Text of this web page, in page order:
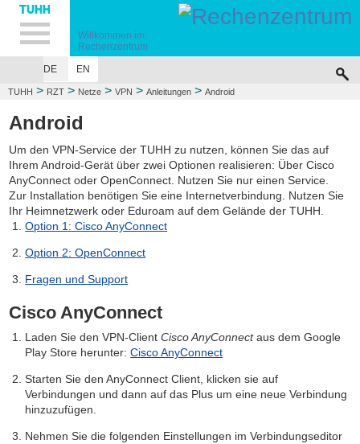
Hauptnavigation
Unternavigation
Inhalt
Suche
Willkommen im
Rechenzentrum
DE
EN
TUHH > RZT > Netze > VPN > Anleitungen > Android
Android
Um den VPN-Service der TUHH zu nutzen, können Sie das auf
Ihrem Android-Gerät über zwei Optionen realisieren: Über Cisco
AnyConnect oder OpenConnect. Nutzen Sie nur einen Service.
Zur Installation benötigen Sie eine Internetverbindung. Nutzen Sie
Ihr Heimnetzwerk oder Eduroam auf dem Gelände der TUHH.
Option 1: Cisco AnyConnect
Option 2: OpenConnect
Fragen und Support
Cisco AnyConnect
Laden Sie den VPN-ClientCisco AnyConnectaus dem Google
Play Store herunter:Cisco AnyConnect
Starten Sie den AnyConnect Client, klicken sie auf
Verbindungen und dann auf das Plus um eine neue Verbindung
hinzuzufügen.
Nehmen Sie die folgenden Einstellungen im Verbindungseditor